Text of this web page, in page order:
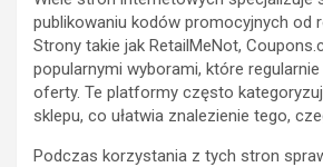
publikowaniu kodów promocyjnych od
Strony takie jak RetailMeNot,
popularnymi wyborami, które
oferty. Te platformy często
sklepu, co ułatwia znalezienie tego,
Podczas korzystania z tych stron